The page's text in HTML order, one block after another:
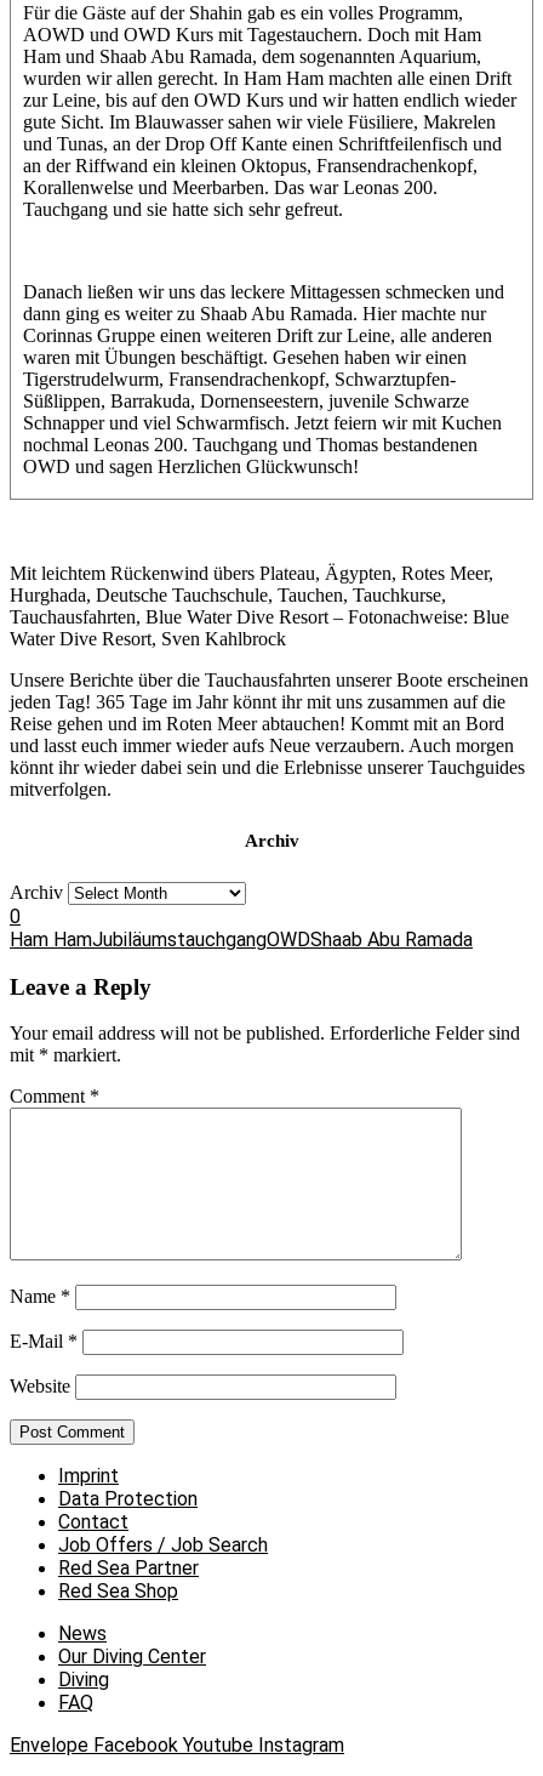
Für die Gäste auf der Shahin gab es ein volles Programm,
AOWD und OWD Kurs mit Tagestauchern. Doch mit Ham
Ham und Shaab Abu Ramada, dem sogenannten Aquarium,
wurden wir allen gerecht. In Ham Ham machten alle einen Drift
zur Leine, bis auf den OWD Kurs und wir hatten endlich wieder
gute Sicht. Im Blauwasser sahen wir viele Füsiliere, Makrelen
und Tunas, an der Drop Off Kante einen Schriftfeilenfisch und
an der Riffwand ein kleinen Oktopus, Fransendrachenkopf,
Korallenwelse und Meerbarben. Das war Leonas 200.
Tauchgang und sie hatte sich sehr gefreut.
Danach ließen wir uns das leckere Mittagessen schmecken und
dann ging es weiter zu Shaab Abu Ramada. Hier machte nur
Corinnas Gruppe einen weiteren Drift zur Leine, alle anderen
waren mit Übungen beschäftigt. Gesehen haben wir einen
Tigerstrudelwurm, Fransendrachenkopf, Schwarztupfen-
Süßlippen, Barrakuda, Dornenseestern, juvenile Schwarze
Schnapper und viel Schwarmfisch. Jetzt feiern wir mit Kuchen
nochmal Leonas 200. Tauchgang und Thomas bestandenen
OWD und sagen Herzlichen Glückwunsch!
Mit leichtem Rückenwind übers Plateau, Ägypten, Rotes Meer,
Hurghada, Deutsche Tauchschule, Tauchen, Tauchkurse,
Tauchausfahrten, Blue Water Dive Resort – Fotonachweise: Blue
Water Dive Resort, Sven Kahlbrock
Unsere Berichte über die Tauchausfahrten unserer Boote erscheinen
jeden Tag! 365 Tage im Jahr könnt ihr mit uns zusammen auf die
Reise gehen und im Roten Meer abtauchen! Kommt mit an Bord
und lasst euch immer wieder aufs Neue verzaubern. Auch morgen
könnt ihr wieder dabei sein und die Erlebnisse unserer Tauchguides
mitverfolgen.
Archiv
Archiv
0
Ham HamJubiläumstauchgangOWDShaab Abu Ramada
Leave a Reply
Your email address will not be published. Erforderliche Felder sind
mit * markiert.
Comment *
Name *
E-Mail *
Website
Imprint
Data Protection
Contact
Job Offers / Job Search
Red Sea Partner
Red Sea Shop
News
Our Diving Center
Diving
FAQ
Envelope Facebook Youtube Instagram